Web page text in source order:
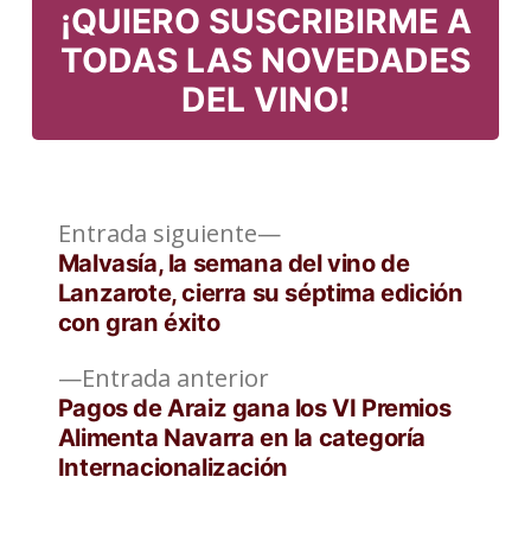
¡QUIERO SUSCRIBIRME A
TODAS LAS NOVEDADES
DEL VINO!
Navegación
de
entradas
Entrada anteriorEntrada
anterior:
Pagos de Araiz gana los VI Premios
Alimenta Navarra en la categoría
Internacionalización
Entrada siguiente
Entrada
siguiente:
Malvasía, la semana del vino de
Lanzarote, cierra su séptima edición
con gran éxito